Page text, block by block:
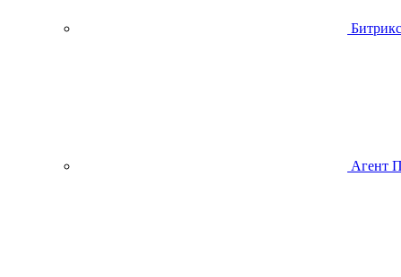
Битрикс
Агент